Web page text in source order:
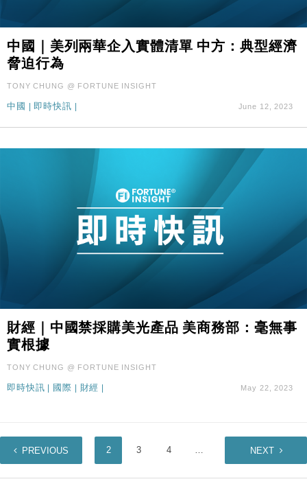
中國｜美列兩華企入實體清單 中方：典型經濟
脅迫行為
TONY CHUNG @ FORTUNE INSIGHT
中國 即時快訊 June 12, 2023
財經｜中國禁採購美光產品 美商務部：毫無事
實根據
TONY CHUNG @ FORTUNE INSIGHT
即時快訊 國際 財經 May 22, 2023
PREVIOUS 2 3 4 … NEXT